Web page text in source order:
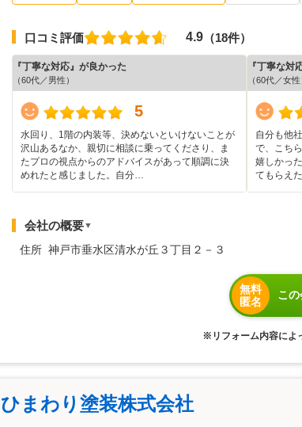
口コミ評価 4.9 （18件）
『丁寧な対応』が良かった
（60代／男性）
5
水回り、1階の内装等、決めないといけないことが
沢山あるなか、親切に相談に乗ってくださり、ま
たプロの視点からのアドバイスがあって順調に決
めれたと感じました。自分…
『丁寧な対
（60代／女性
自分も他
で、こち
嬉しかっ
てもらえ
会社の概要▼
住所 神戸市垂水区清水が丘３丁目２－３
無料
匿名
こ
※リフォーム内容によ
ひまわり塗装株式会社